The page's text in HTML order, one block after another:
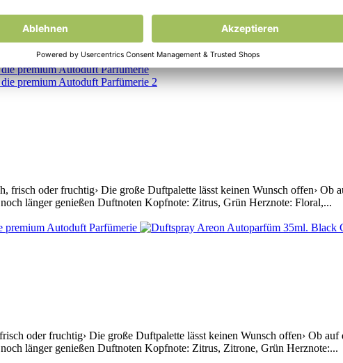
oder fruchtig› Die große Duftpalette lässt keinen Wunsch offen› Ob
länger genießen Duftnoten Kopfnote: Apfel, Karamel Herznote: Zimt,...
oder fruchtig› Die große Duftpalette lässt keinen Wunsch offen› Ob
länger genießen Duftnoten Kopfnote: Zitrus, Grün Herznote: Floral,...
oder fruchtig› Die große Duftpalette lässt keinen Wunsch offen› Ob
länger genießen Duftnoten Kopfnote: Zitrus, Zitrone, Grün Herznote:...